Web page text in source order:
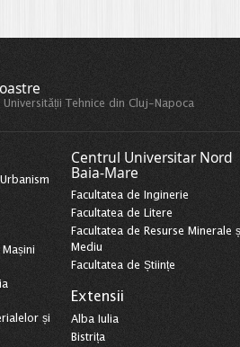
Universității Tehnice din Cluj-Napoca
și
Centrul Universitar Nord
Baia-Mare
Facultatea de Inginerie
Facultatea de Litere
Facultatea de Resurse Minerale
Mediu
Facultatea de Științe
Extensii
Alba Iulia
Bistrița